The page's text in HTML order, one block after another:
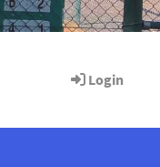
Login